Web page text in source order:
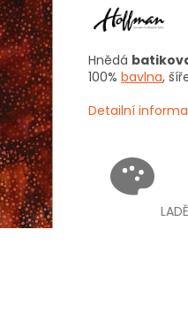
Hnědá
100% bavlna,
Detailní